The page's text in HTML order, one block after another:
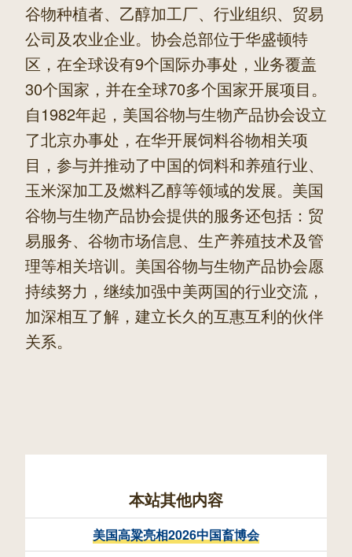
谷物种植者、乙醇加工厂、行业组织、贸易
公司及农业企业。协会总部位于华盛顿特
区，在全球设有9个国际办事处，业务覆盖
30个国家，并在全球70多个国家开展项目。
自1982年起，美国谷物与生物产品协会设立
了北京办事处，在华开展饲料谷物相关项
目，参与并推动了中国的饲料和养殖行业、
玉米深加工及燃料乙醇等领域的发展。美国
谷物与生物产品协会提供的服务还包括：贸
易服务、谷物市场信息、生产养殖技术及管
理等相关培训。美国谷物与生物产品协会愿
持续努力，继续加强中美两国的行业交流，
加深相互了解，建立长久的互惠互利的伙伴
关系。
本站其他内容
美国高粱亮相2026中国畜博会